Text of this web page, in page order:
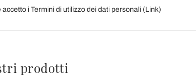
accetto i Termini di utilizzo dei dati personali (Link)
prodotti